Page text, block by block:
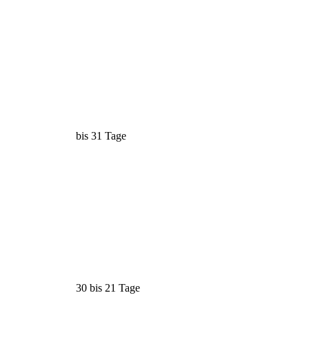
bis 31 Tage
30 bis 21 Tage